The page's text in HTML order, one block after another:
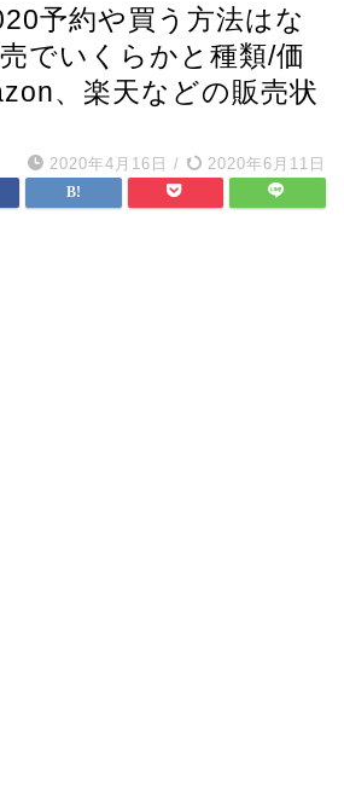
入
予約や買う方法はな
でいくらかと種類/価
、楽天などの販売状
2020年4月16日 / 2020年6月11日